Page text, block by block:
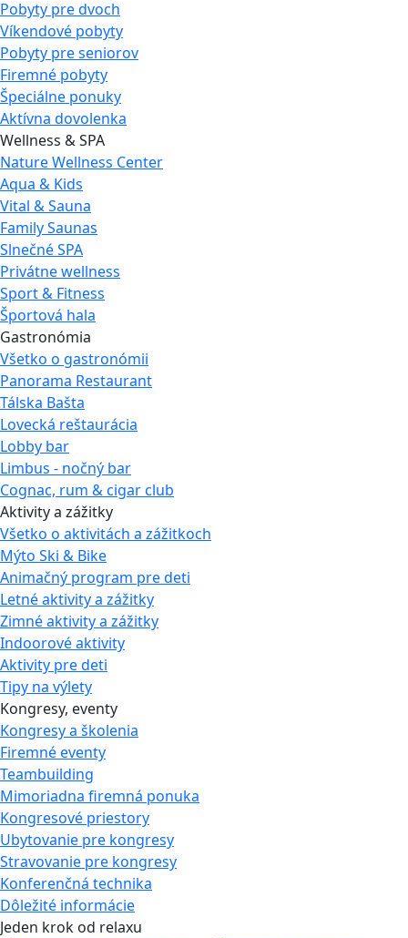
Pobyty pre dvoch
Víkendové pobyty
Pobyty pre seniorov
Firemné pobyty
Špeciálne ponuky
Aktívna dovolenka
Wellness & SPA
Nature Wellness Center
Aqua & Kids
Vital & Sauna
Family Saunas
Slnečné SPA
Privátne wellness
Sport & Fitness
Športová hala
Gastronómia
Všetko o gastronómii
Panorama Restaurant
Tálska Bašta
Lovecká reštaurácia
Lobby bar
Limbus - nočný bar
Cognac, rum & cigar club
Aktivity a zážitky
Všetko o aktivitách a zážitkoch
Mýto Ski & Bike
Animačný program pre deti
Letné aktivity a zážitky
Zimné aktivity a zážitky
Indoorové aktivity
Aktivity pre deti
Tipy na výlety
Kongresy, eventy
Kongresy a školenia
Firemné eventy
Teambuilding
Mimoriadna firemná ponuka
Kongresové priestory
Ubytovanie pre kongresy
Stravovanie pre kongresy
Konferenčná technika
Dôležité informácie
Jeden krok od relaxu